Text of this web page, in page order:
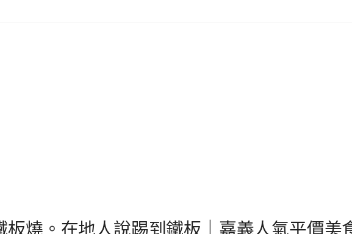
板燒。在地人說踢到鐵板｜嘉義人氣平價美